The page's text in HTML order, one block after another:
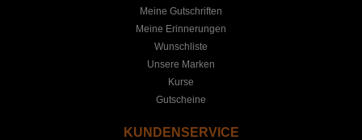
Meine Gutschriften
Meine Erinnerungen
Wunschliste
Unsere Marken
Kurse
Gutscheine
KUNDENSERVICE